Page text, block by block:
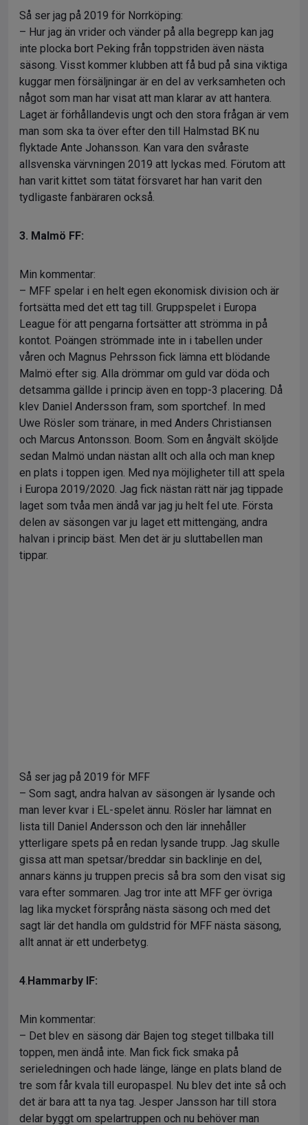
Så ser jag på 2019 för Norrköping:
– Hur jag än vrider och vänder på alla begrepp kan jag
inte plocka bort Peking från toppstriden även nästa
säsong. Visst kommer klubben att få bud på sina viktiga
kuggar men försäljningar är en del av verksamheten och
något som man har visat att man klarar av att hantera.
Laget är förhållandevis ungt och den stora frågan är vem
man som ska ta över efter den till Halmstad BK nu
flyktade Ante Johansson. Kan vara den svåraste
allsvenska värvningen 2019 att lyckas med. Förutom att
han varit kittet som tätat försvaret har han varit den
tydligaste fanbäraren också.
3. Malmö FF:
Min kommentar:
– MFF spelar i en helt egen ekonomisk division och är
fortsätta med det ett tag till. Gruppspelet i Europa
League för att pengarna fortsätter att strömma in på
kontot. Poängen strömmade inte in i tabellen under
våren och Magnus Pehrsson fick lämna ett blödande
Malmö efter sig. Alla drömmar om guld var döda och
detsamma gällde i princip även en topp-3 placering. Då
klev Daniel Andersson fram, som sportchef. In med
Uwe Rösler som tränare, in med Anders Christiansen
och Marcus Antonsson. Boom. Som en ångvält sköljde
sedan Malmö undan nästan allt och alla och man knep
en plats i toppen igen. Med nya möjligheter till att spela
i Europa 2019/2020. Jag fick nästan rätt när jag tippade
laget som tvåa men ändå var jag ju helt fel ute. Första
delen av säsongen var ju laget ett mittengäng, andra
halvan i princip bäst. Men det är ju sluttabellen man
tippar.
Så ser jag på 2019 för MFF
– Som sagt, andra halvan av säsongen är lysande och
man lever kvar i EL-spelet ännu. Rösler har lämnat en
lista till Daniel Andersson och den lär innehåller
ytterligare spets på en redan lysande trupp. Jag skulle
gissa att man spetsar/breddar sin backlinje en del,
annars känns ju truppen precis så bra som den visat sig
vara efter sommaren. Jag tror inte att MFF ger övriga
lag lika mycket försprång nästa säsong och med det
sagt lär det handla om guldstrid för MFF nästa säsong,
allt annat är ett underbetyg.
4.Hammarby IF:
Min kommentar:
– Det blev en säsong där Bajen tog steget tillbaka till
toppen, men ändå inte. Man fick fick smaka på
serieledningen och hade länge, länge en plats bland de
tre som får kvala till europaspel. Nu blev det inte så och
det är bara att ta nya tag. Jesper Jansson har till stora
delar byggt om spelartruppen och nu behöver man